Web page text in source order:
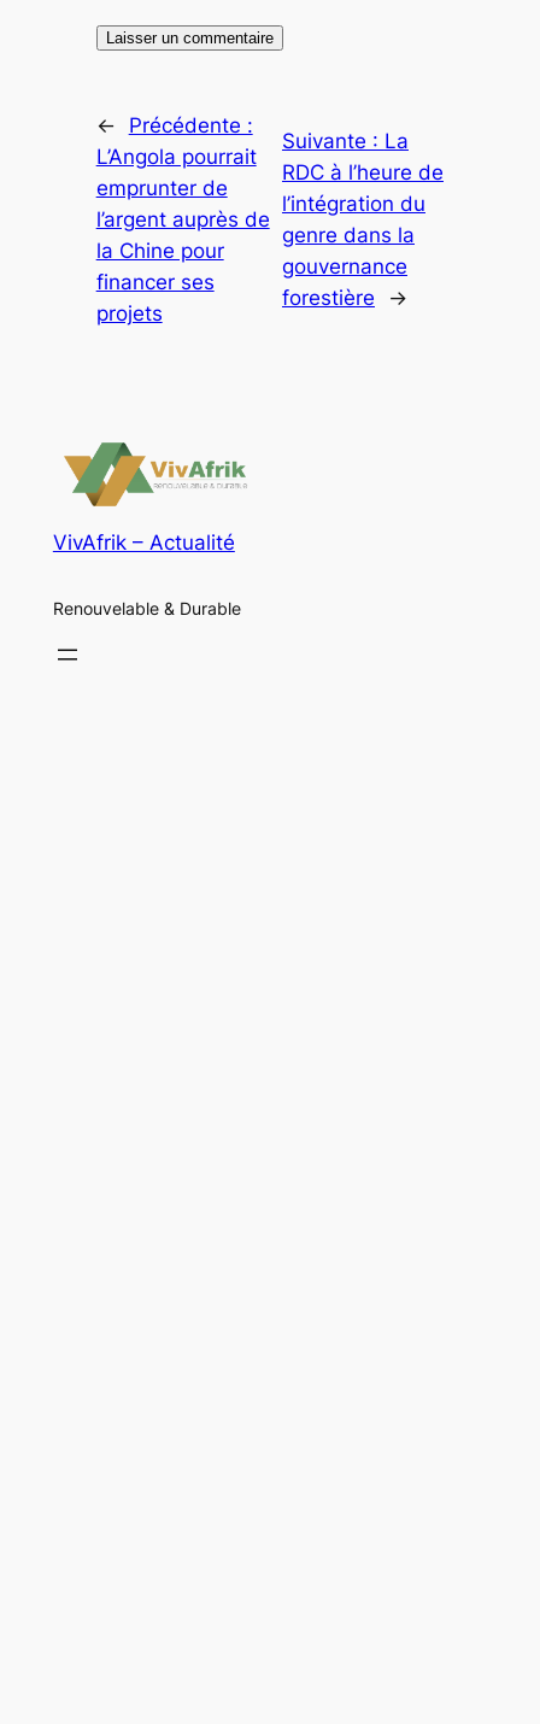
←
Précédente :
L’Angola pourrait
emprunter de
l’argent auprès de
la Chine pour
financer ses
projets
Suivante : La
RDC à l’heure de
l’intégration du
genre dans la
gouvernance
forestière
→
VivAfrik – Actualité
Renouvelable & Durable